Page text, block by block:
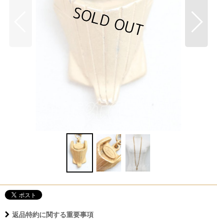
返品特約に関する重要事項